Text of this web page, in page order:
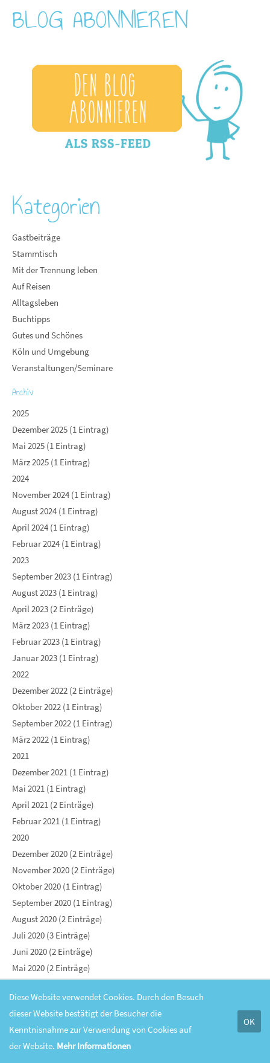
BLOG ABONNIEREN
Kategorien
Gastbeiträge
Stammtisch
Mit der Trennung leben
Auf Reisen
Alltagsleben
Buchtipps
Gutes und Schönes
Köln und Umgebung
Veranstaltungen/Seminare
Archiv
2025
Dezember 2025 (1 Eintrag)
Mai 2025 (1 Eintrag)
März 2025 (1 Eintrag)
2024
November 2024 (1 Eintrag)
August 2024 (1 Eintrag)
April 2024 (1 Eintrag)
Februar 2024 (1 Eintrag)
2023
September 2023 (1 Eintrag)
August 2023 (1 Eintrag)
April 2023 (2 Einträge)
März 2023 (1 Eintrag)
Februar 2023 (1 Eintrag)
Januar 2023 (1 Eintrag)
2022
Dezember 2022 (2 Einträge)
Oktober 2022 (1 Eintrag)
September 2022 (1 Eintrag)
März 2022 (1 Eintrag)
2021
Dezember 2021 (1 Eintrag)
Mai 2021 (1 Eintrag)
April 2021 (2 Einträge)
Februar 2021 (1 Eintrag)
2020
Dezember 2020 (2 Einträge)
November 2020 (2 Einträge)
Oktober 2020 (1 Eintrag)
September 2020 (1 Eintrag)
August 2020 (2 Einträge)
Juli 2020 (3 Einträge)
Juni 2020 (2 Einträge)
Mai 2020 (2 Einträge)
März 2020 (2 Einträge)
Februar 2020 (2 Einträge)
Januar 2020 (4 Einträge)
2019
Diese Website verwendet Cookies. Durch den Besuch
dieser Website bestätigt der Besucher die
Kenntnisnahme zur Verwendung von Cookies auf
der Website. Mehr Informationen
OK